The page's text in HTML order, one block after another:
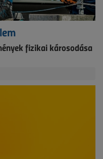
fizikai károsodása